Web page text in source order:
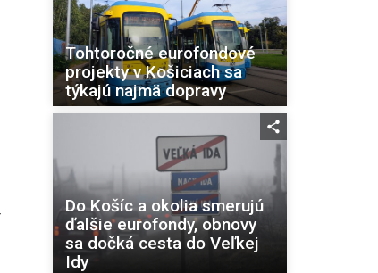
Tohtoročné eurofondové
projekty v Košiciach sa
týkajú najmä dopravy
Do Košíc a okolia smerujú
ďalšie eurofondy, obnovy
sa dočká cesta do Veľkej
Idy